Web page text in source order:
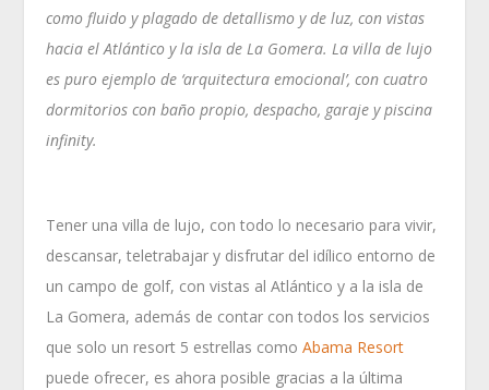
como fluido y plagado de detallismo y de luz, con vistas
hacia el Atlántico y la isla de La Gomera. La villa de lujo
es puro ejemplo de ‘arquitectura emocional’, con cuatro
dormitorios con baño propio, despacho, garaje y piscina
infinity.
Tener una villa de lujo, con todo lo necesario para vivir,
descansar, teletrabajar y disfrutar del idílico entorno de
un campo de golf, con vistas al Atlántico y a la isla de
La Gomera, además de contar con todos los servicios
que solo un resort 5 estrellas comoAbama Resort
puede ofrecer, es ahora posible gracias a la última